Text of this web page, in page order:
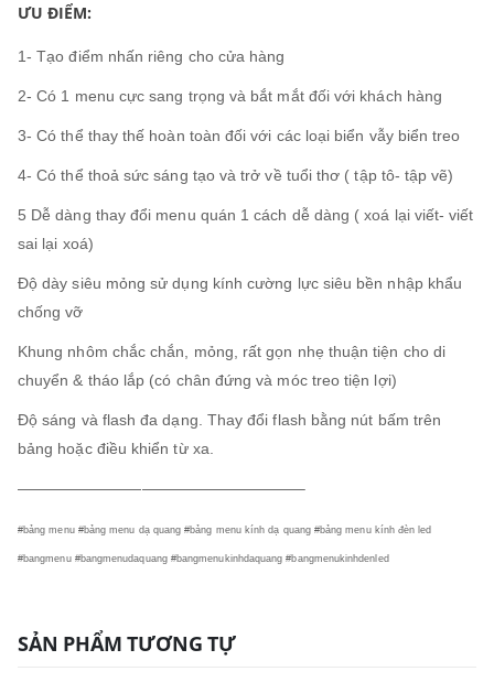
ƯU ĐIỂM:
1- Tạo điểm nhấn riêng cho cửa hàng
2- Có 1 menu cực sang trọng và bắt mắt đối với khách hàng
3- Có thể thay thế hoàn toàn đối với các loại biển vẫy biển treo
4- Có thể thoả sức sáng tạo và trở về tuổi thơ ( tập tô- tập vẽ)
5 Dễ dàng thay đổi menu quán 1 cách dễ dàng ( xoá lại viết- viết
sai lại xoá)
Độ dày siêu mỏng sử dụng kính cường lực siêu bền nhập khẩu
chống vỡ
Khung nhôm chắc chắn, mỏng, rất gọn nhẹ thuận tiện cho di
chuyển & tháo lắp (có chân đứng và móc treo tiện lợi)
Độ sáng và flash đa dạng. Thay đổi flash bằng nút bấm trên
bảng hoặc điều khiển từ xa.
——————————————————–
#bảng menu #bảng menu dạ quang #bảng menu kính dạ quang #bảng menu kính đèn led
#bangmenu #bangmenudaquang #bangmenukinhdaquang #bangmenukinhdenled
SẢN PHẨM TƯƠNG TỰ